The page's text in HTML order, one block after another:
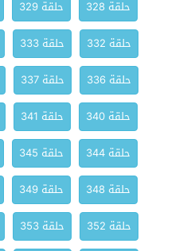
حلقة 328
حلقة 329
حلقة 332
حلقة 333
حلقة 336
حلقة 337
حلقة 340
حلقة 341
حلقة 344
حلقة 345
حلقة 348
حلقة 349
حلقة 352
حلقة 353